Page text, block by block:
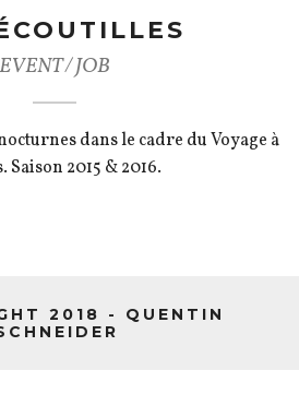
EVENT / JOB
dans le cadre du Voyage à
Saison 2015 & 2016.
2018 - QUENTIN